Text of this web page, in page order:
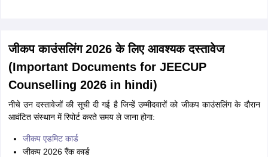
जीकप काउंसलिंग 2026 के लिए आवश्यक दस्तावेज
(Important Documents for JEECUP
Counselling 2026 in hindi)
नीचे उन दस्तावेजों की सूची दी गई है जिन्हें उम्मीदवारों को जीकप काउंसलिंग के दौरान
आवंटित संस्थान में रिपोर्ट करते समय ले जाना होगा:
जीकप एडमिट कार्ड
जीकप 2026 रैंक कार्ड